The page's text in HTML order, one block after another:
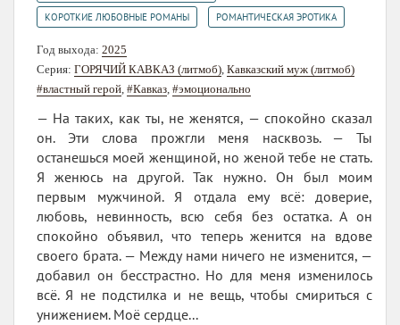
КОРОТКИЕ ЛЮБОВНЫЕ РОМАНЫ РОМАНТИЧЕСКАЯ ЭРОТИКА
Год выхода: 2025
Серия: ГОРЯЧИЙ КАВКАЗ (литмоб), Кавказский муж (литмоб)
#властный герой, #Кавказ, #эмоционально
— На таких, как ты, не женятся, — спокойно сказал
он. Эти слова прожгли меня насквозь. — Ты
останешься моей женщиной, но женой тебе не стать.
Я женюсь на другой. Так нужно. Он был моим
первым мужчиной. Я отдала ему всё: доверие,
любовь, невинность, всю себя без остатка. А он
спокойно объявил, что теперь женится на вдове
своего брата. — Между нами ничего не изменится, —
добавил он бесстрастно. Но для меня изменилось
всё. Я не подстилка и не вещь, чтобы смириться с
унижением. Моё сердце...